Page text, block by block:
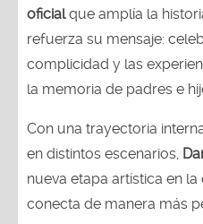
oficialque amplía la
refuerza su mensaje:
complicidad y las
la memoria de padres e
Con una trayectoria
en distintos escenarios,
nueva etapa artística en
conecta de manera más